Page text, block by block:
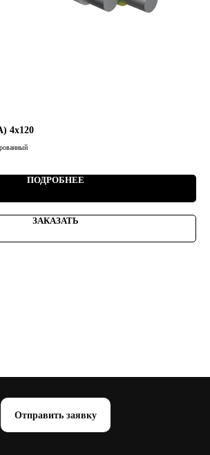
4х120
ПОДРОБНЕЕ
ЗАКАЗАТЬ
Отправить заявку